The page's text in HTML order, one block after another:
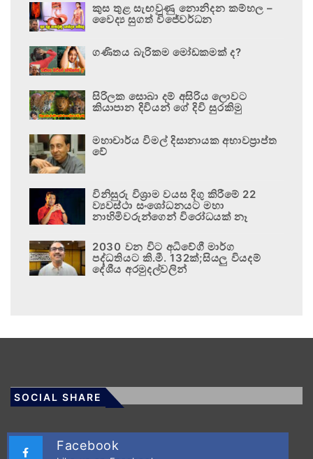
කුස තුළ සැඟවුණු නොනිදන කම්හල –
වෛද්‍ය සුගත් විජේවර්ධන
ගණිතය බැරිකම මෝඩකමක් ද?
සිරිලක සොබා දම් අසිරිය ලොවට
කියාපාන දිවියන් ගේ දිවි සුරකිමු
මහාචාර්ය විමල් දිසානායක අභාවප්‍රාප්ත
වේ
විනිසුරු විශ්‍රාම වයස දිගු කිරීමේ 22
ව්‍යවස්ථා සංශෝධනයට මහා
නාහිමිවරුන්ගෙන් විරෝධයක් නෑ
2030 වන විට අධිවේගී මාර්ග
පද්ධතියට කි.මී. 132ක්;සියලු වියදම්
දේශීය අරමුදල්වලින්
SOCIAL SHARE
Facebook